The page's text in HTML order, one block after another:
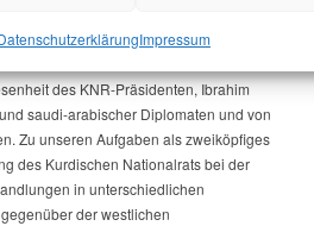
Impressum
2015 für die anstehenden
des KNR-Präsidenten, Ibrahim
saudi-arabischer Diplomaten und von
Zu unseren Aufgaben als zweiköpfiges
des Kurdischen Nationalrats bei der
in unterschiedlichen
der westlichen